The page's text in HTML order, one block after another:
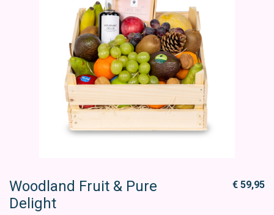
Woodland Fruit & Pure
Delight
€ 59,95